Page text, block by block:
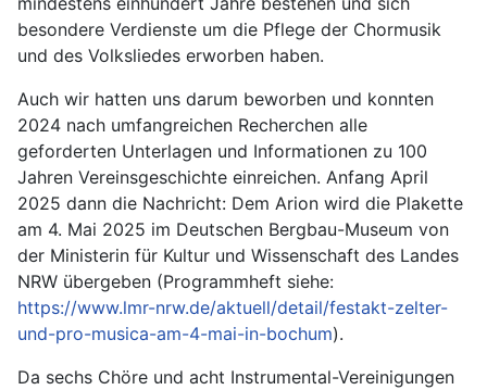
besondere Verdienste um die Pflege der Chormusik
und des Volksliedes erworben haben.
Auch wir hatten uns darum beworben und konnten
2024 nach umfangreichen Recherchen alle
geforderten Unterlagen und Informationen zu 100
Jahren Vereinsgeschichte einreichen. Anfang April
2025 dann die Nachricht: Dem Arion wird die Plakette
am 4. Mai 2025 im Deutschen Bergbau-Museum von
der Ministerin für Kultur und Wissenschaft des Landes
NRW übergeben (Programmheft siehe:
https://www.lmr-nrw.de/aktuell/detail/festakt-zelter-
und-pro-musica-am-4-mai-in-bochum).
Da sechs Chöre und acht Instrumental-Vereinigungen